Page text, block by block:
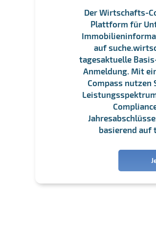
Der Wirtschafts-
Plattform für
auf
tagesaktuelle
Anmeldung. Mit
Compass nutzen
basierend auf